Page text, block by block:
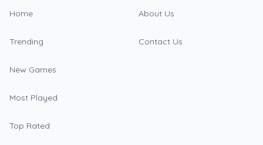
Home
Trending
New Games
Most Played
Top Rated
About Us
Contact Us